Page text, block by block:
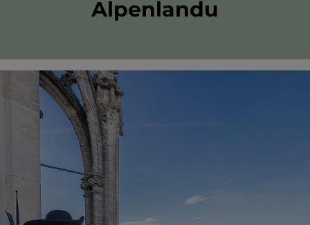
Alpenlandu